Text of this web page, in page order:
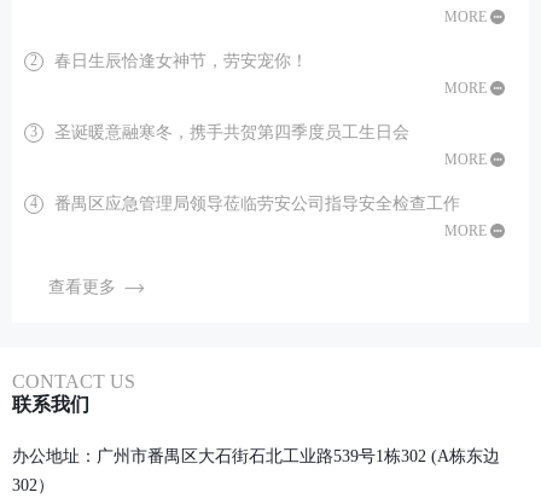
MORE
2 春日生辰恰逢女神节，劳安宠你！
MORE
3 圣诞暖意融寒冬，携手共贺第四季度员工生日会
MORE
4 番禺区应急管理局领导莅临劳安公司指导安全检查工作
MORE
查看更多
CONTACT US
联系我们
办公地址：广州市番禺区大石街石北工业路539号1栋302 (A栋东边
302）